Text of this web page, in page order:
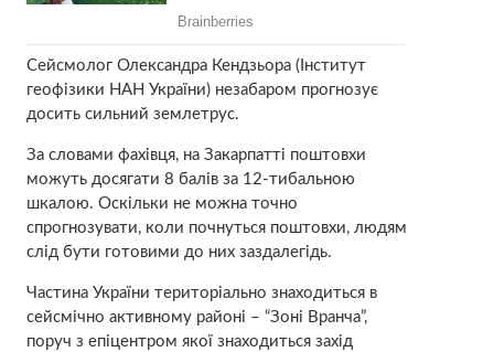
Сейсмолог Олександра Кендзьора (Інститут
геофізики НАН України) незабаром прогнозує
досить сильний землетрус.
За словами фахівця, на Закарпатті поштовхи
можуть досягати 8 балів за 12-тибальною
шкалою. Оскільки не можна точно
спрогнозувати, коли почнуться поштовхи, людям
слід бути готовими до них заздалегідь.
Частина України територіально знаходиться в
сейсмічно активному районі – “Зоні Вранча”,
поруч з епіцентром якої знаходиться захід